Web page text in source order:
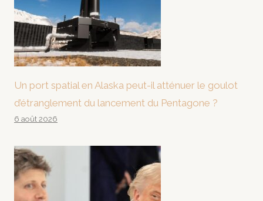
Un port spatial en Alaska peut-il atténuer le goulot
d’étranglement du lancement du Pentagone ?
6 août 2026